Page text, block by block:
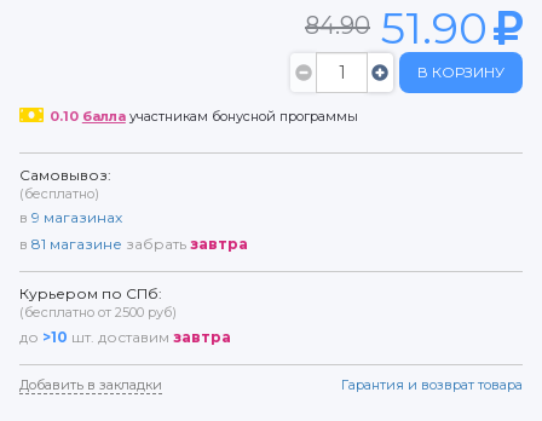
84.90 51.90
В КОРЗИНУ
0.10 баллаучастникам бонусной программы
Самовывоз:
(бесплатно)
в 9 магазинах
в 81 магазине забрать завтра
Курьером по СПб:
(бесплатно от 2500 руб)
до >10 шт. доставим завтра
Добавить в закладки Гарантия и возврат товара